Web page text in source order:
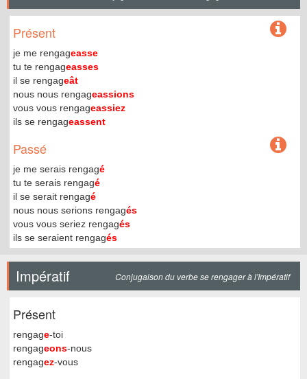
Présent
je me rengageasse
tu te rengageasses
il se rengageât
nous nous rengageassions
vous vous rengageassiez
ils se rengageassent
Passé
je me serais rengagé
tu te serais rengagé
il se serait rengagé
nous nous serions rengagés
vous vous seriez rengagés
ils se seraient rengagés
Impératif Conjugaison du verbe se rengager à l'Impératif
Présent
rengage-toi
rengageons-nous
rengagez-vous